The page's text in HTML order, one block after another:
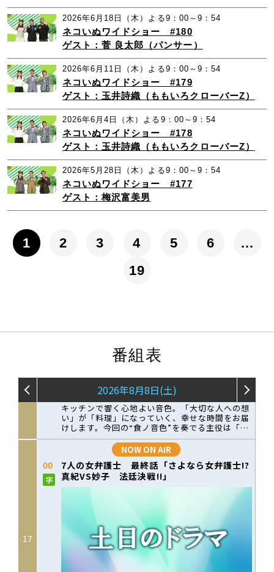
2026年6月18日（木）よる9：00～9：54
ネコいぬワイドショー #180
ゲスト：菅 良太郎（パンサー）
2026年6月11日（木）よる9：00～9：54
ネコいぬワイドショー #179
ゲスト：玉井詩織（ももいろクローバーZ）
2026年6月4日（木）よる9：00～9：54
ネコいぬワイドショー #178
ゲスト：玉井詩織（ももいろクローバーZ）
2026年5月28日（木）よる9：00～9：54
ネコいぬワイドショー #177
ゲスト：梅沢富美男
1 2 3 4 5 6
…
19
番組表